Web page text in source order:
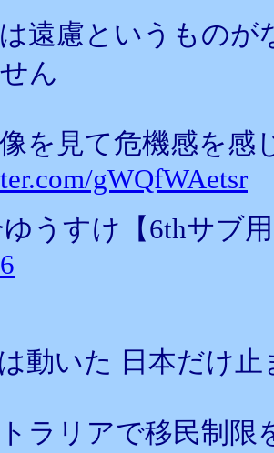
遠慮というものが
ん
を見て危機感を感
gWQfWAetsr
うすけ【6thサブ用
は動いた 日本だけ
ラリアで移民制限